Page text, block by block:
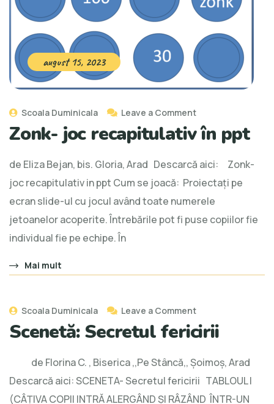
august 15, 2023
Scoala Duminicala Leave a Comment
Zonk- joc recapitulativ în ppt
de Eliza Bejan, bis. Gloria, Arad Descarcă aici: Zonk-
joc recapitulativ in ppt Cum se joacă: Proiectați pe
ecran slide-ul cu jocul având toate numerele
jetoanelor acoperite. Întrebările pot fi puse copiilor fie
individual fie pe echipe. În
Mai mult
Scoala Duminicala Leave a Comment
Scenetă: Secretul fericirii
de Florina C. , Biserica ,,Pe Stâncă,, Șoimoș, Arad
Descarcă aici: SCENETA- Secretul fericirii TABLOUL I
(CÂŢIVA COPII INTRĂ ALERGÂND ŞI RÂZÂND ÎNTR-UN